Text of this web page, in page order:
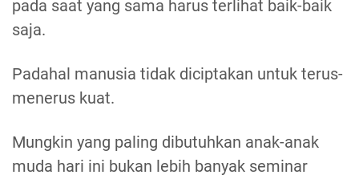
pada saat yang sama harus terlihat baik-baik
saja.
Padahal manusia tidak diciptakan untuk terus-
menerus kuat.
Mungkin yang paling dibutuhkan anak-anak
muda hari ini bukan lebih banyak seminar